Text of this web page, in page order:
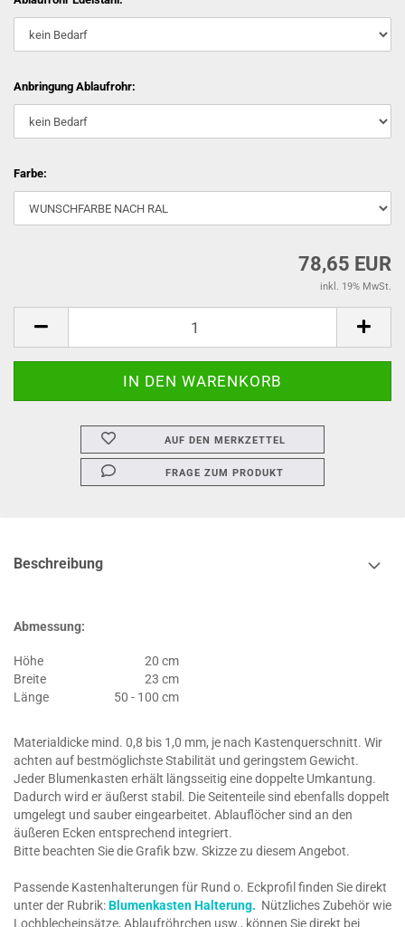
Anbringung Ablaufrohr:
Farbe:
78,65 EUR
inkl. 19% MwSt.
AUF DEN MERKZETTEL
FRAGE ZUM PRODUKT
Beschreibung
Abmessung:
Höhe
20 cm
Breite
23 cm
Länge
50 - 100 cm
Materialdicke mind. 0,8 bis 1,0 mm, je nach Kastenquerschnitt. Wir
achten auf bestmöglichste Stabilität und geringstem Gewicht.
Jeder Blumenkasten erhält längsseitig eine doppelte Umkantung.
Dadurch wird er äußerst stabil. Die Seitenteile sind ebenfalls doppelt
umgelegt und sauber eingearbeitet. Ablauflöcher sind an den
äußeren Ecken entsprechend integriert.
Bitte beachten Sie die Grafik bzw. Skizze zu diesem Angebot.
Passende Kastenhalterungen für Rund o. Eckprofil finden Sie direkt
unter der Rubrik:Blumenkasten Halterung. Nützliches Zubehör wie
Lochblecheinsätze, Ablaufröhrchen usw., können Sie direkt bei